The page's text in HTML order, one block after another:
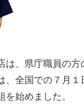
は、県庁職員の
、全国での７月
を始めました。